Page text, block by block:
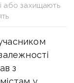
або захищають
з